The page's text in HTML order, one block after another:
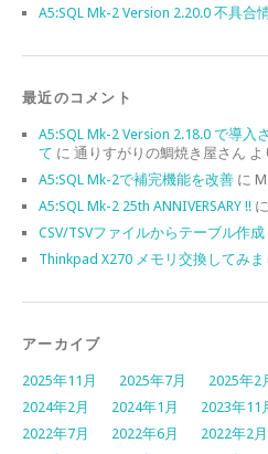
A5:SQL Mk-2 Version 2.20.0 不具合
最近のコメント
A5:SQL Mk-2 Version 2.18.0 で導
て に 通りすがりの鯛焼き屋さん よ
A5:SQL Mk-2で補完機能を改善 に
A5:SQL Mk-2 25th ANNIVERSARY !! に
CSV/TSVファイルからテーブル作成
Thinkpad X270 メモリ交換してみま
アーカイブ
2025年11月 2025年7月 2025年2
2024年2月
2024年1月 2023年11
2022年7月
2022年6月 2022年2月